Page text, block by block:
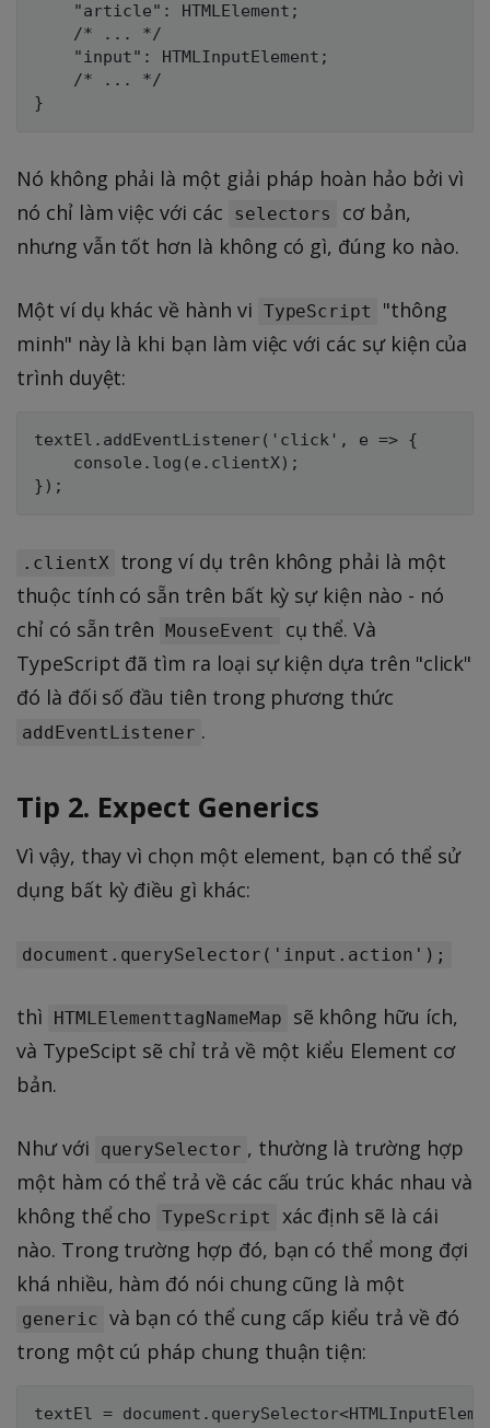
    "article": HTMLElement;
    /* ... */
    "input": HTMLInputElement;
    /* ... */
Nó không phải là một giải pháp hoàn hảo bởi vì
nó chỉ làm việc với các
selectors
cơ bản,
nhưng vẫn tốt hơn là không có gì, đúng ko nào.
Một ví dụ khác về hành vi TypeScript
"thông
minh" này là khi bạn làm việc với các sự kiện của
trình duyệt:
textEl.addEventListener('click', e => {
    console.log(e.clientX);
.clientX
trong ví dụ trên không phải là một
thuộc tính có sẵn trên bất kỳ sự kiện nào - nó
chỉ có sẵn trên MouseEvent
cụ thể. Và
TypeScript đã tìm ra loại sự kiện dựa trên "click"
đó là đối số đầu tiên trong phương thức
addEventListener .
Tip 2. Expect Generics
Vì vậy, thay vì chọn một element, bạn có thể sử
dụng bất kỳ điều gì khác:
document.querySelector('input.action');
thì HTMLElementtagNameMap
sẽ không hữu ích,
và TypeScipt sẽ chỉ trả về một kiểu Element cơ
bản.
Như với querySelector , thường là trường hợp
một hàm có thể trả về các cấu trúc khác nhau và
không thể cho TypeScript
xác định sẽ là cái
nào. Trong trường hợp đó, bạn có thể mong đợi
khá nhiều, hàm đó nói chung cũng là một
generic và bạn có thể cung cấp kiểu trả về đó
trong một cú pháp chung thuận tiện:
textEl =